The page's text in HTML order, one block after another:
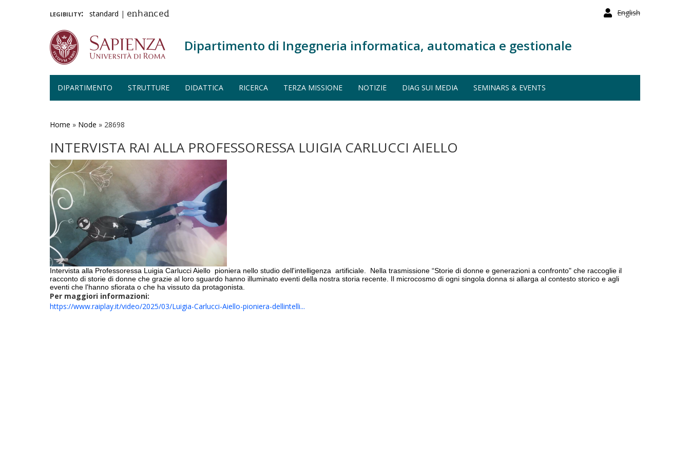
English
legibility: standard | enhanced
Dipartimento di Ingegneria informatica, automatica e gestionale
DIPARTIMENTO STRUTTURE DIDATTICA RICERCA TERZA MISSIONE NOTIZIE DIAG SUI MEDIA SEMINARS & EVENTS
Home » Node » 28698
INTERVISTA RAI ALLA PROFESSORESSA LUIGIA CARLUCCI AIELLO
Intervista alla Professoressa Luigia Carlucci Aiello pioniera nello studio dell'intelligenza artificiale. Nella trasmissione “Storie di donne e generazioni a confronto" che raccoglie il
racconto di storie di donne che grazie al loro sguardo hanno illuminato eventi della nostra storia recente. Il microcosmo di ogni singola donna si allarga al contesto storico e agli
eventi che l'hanno sfiorata o che ha vissuto da protagonista.
Per maggiori informazioni:
https://www.raiplay.it/video/2025/03/Luigia-Carlucci-Aiello-pioniera-dellintelli...